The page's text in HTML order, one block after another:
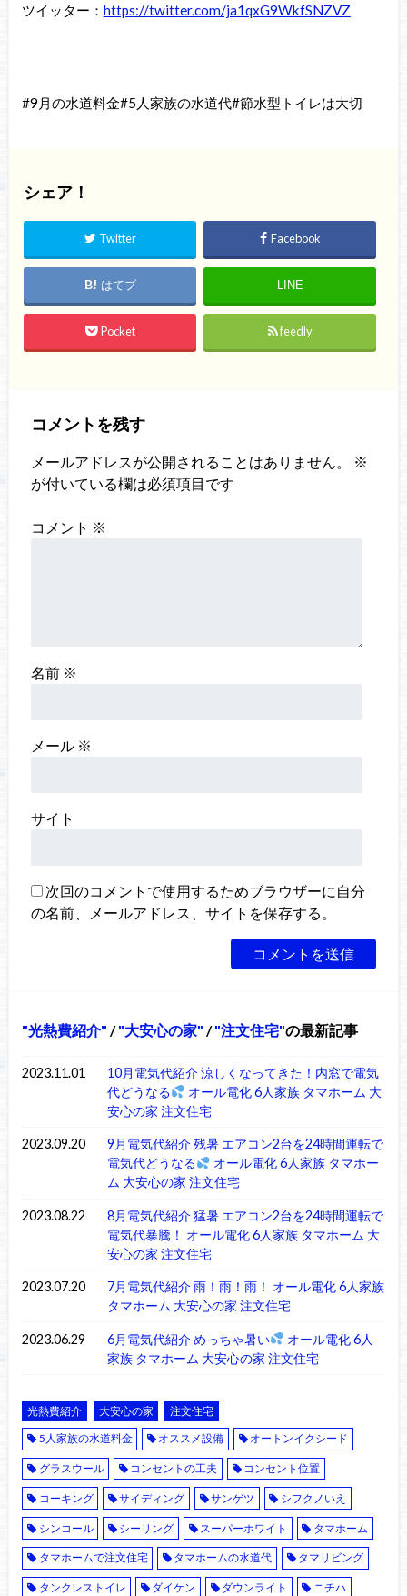
ツイッター： https://twitter.com/ja1qxG9WkfSNZVZ
#9月の水道料金#5人家族の水道代#節水型トイレは大切
シェア！
Twitter Facebook
はてブ LINE
Pocket feedly
コメントを残す
メールアドレスが公開されることはありません。
※
が付いている欄は必須項目です
コメント ※
名前 ※
メール ※
サイト
次回のコメントで使用するためブラウザーに自分
の名前、メールアドレス、サイトを保存する。
光熱費紹介 / 大安心の家 / 注文住宅 の最新記事
2023.11.01
10月電気代紹介 涼しくなってきた！内窓で電気
代どうなる
オール電化 6人家族 タマホーム 大
安心の家 注文住宅
2023.09.20
9月電気代紹介 残暑 エアコン2台を24時間運転で
電気代どうなる
オール電化 6人家族 タマホー
ム 大安心の家 注文住宅
2023.08.22
8月電気代紹介 猛暑 エアコン2台を24時間運転で
電気代暴騰！ オール電化 6人家族 タマホーム 大
安心の家 注文住宅
2023.07.20
7月電気代紹介 雨！雨！雨！ オール電化 6人家族
タマホーム 大安心の家 注文住宅
2023.06.29 6月電気代紹介 めっちゃ暑い
オール電化 6人
家族 タマホーム 大安心の家 注文住宅
光熱費紹介 大安心の家
注文住宅
5人家族の水道料金
オススメ設備 オートンイクシード
グラスウール コンセントの工夫 コンセント位置
コーキング サイディング サンゲツ シフクノいえ
シンコール シーリング スーパーホワイト タマホーム
タマホームで注文住宅 タマホームの水道代 タマリビング
タンクレストイレ ダイケン ダウンライト ニチハ